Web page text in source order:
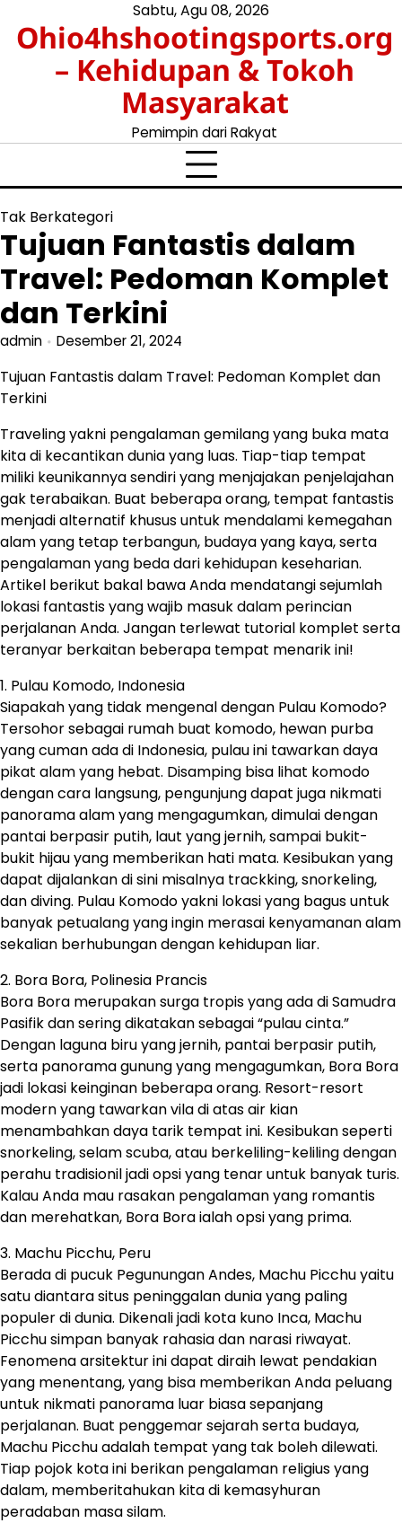
content
Sabtu, Agu 08, 2026
Ohio4hshootingsports.org
– Kehidupan & Tokoh
Masyarakat
Pemimpin dari Rakyat
Tak Berkategori
Tujuan Fantastis dalam
Travel: Pedoman Komplet
dan Terkini
admin Desember 21, 2024
Tujuan Fantastis dalam Travel: Pedoman Komplet dan
Terkini
Traveling yakni pengalaman gemilang yang buka mata
kita di kecantikan dunia yang luas. Tiap-tiap tempat
miliki keunikannya sendiri yang menjajakan penjelajahan
gak terabaikan. Buat beberapa orang, tempat fantastis
menjadi alternatif khusus untuk mendalami kemegahan
alam yang tetap terbangun, budaya yang kaya, serta
pengalaman yang beda dari kehidupan keseharian.
Artikel berikut bakal bawa Anda mendatangi sejumlah
lokasi fantastis yang wajib masuk dalam perincian
perjalanan Anda. Jangan terlewat tutorial komplet serta
teranyar berkaitan beberapa tempat menarik ini!
1. Pulau Komodo, Indonesia
Siapakah yang tidak mengenal dengan Pulau Komodo?
Tersohor sebagai rumah buat komodo, hewan purba
yang cuman ada di Indonesia, pulau ini tawarkan daya
pikat alam yang hebat. Disamping bisa lihat komodo
dengan cara langsung, pengunjung dapat juga nikmati
panorama alam yang mengagumkan, dimulai dengan
pantai berpasir putih, laut yang jernih, sampai bukit-
bukit hijau yang memberikan hati mata. Kesibukan yang
dapat dijalankan di sini misalnya trackking, snorkeling,
dan diving. Pulau Komodo yakni lokasi yang bagus untuk
banyak petualang yang ingin merasai kenyamanan alam
sekalian berhubungan dengan kehidupan liar.
2. Bora Bora, Polinesia Prancis
Bora Bora merupakan surga tropis yang ada di Samudra
Pasifik dan sering dikatakan sebagai “pulau cinta.”
Dengan laguna biru yang jernih, pantai berpasir putih,
serta panorama gunung yang mengagumkan, Bora Bora
jadi lokasi keinginan beberapa orang. Resort-resort
modern yang tawarkan vila di atas air kian
menambahkan daya tarik tempat ini. Kesibukan seperti
snorkeling, selam scuba, atau berkeliling-keliling dengan
perahu tradisionil jadi opsi yang tenar untuk banyak turis.
Kalau Anda mau rasakan pengalaman yang romantis
dan merehatkan, Bora Bora ialah opsi yang prima.
3. Machu Picchu, Peru
Berada di pucuk Pegunungan Andes, Machu Picchu yaitu
satu diantara situs peninggalan dunia yang paling
populer di dunia. Dikenali jadi kota kuno Inca, Machu
Picchu simpan banyak rahasia dan narasi riwayat.
Fenomena arsitektur ini dapat diraih lewat pendakian
yang menentang, yang bisa memberikan Anda peluang
untuk nikmati panorama luar biasa sepanjang
perjalanan. Buat penggemar sejarah serta budaya,
Machu Picchu adalah tempat yang tak boleh dilewati.
Tiap pojok kota ini berikan pengalaman religius yang
dalam, memberitahukan kita di kemasyhuran
peradaban masa silam.